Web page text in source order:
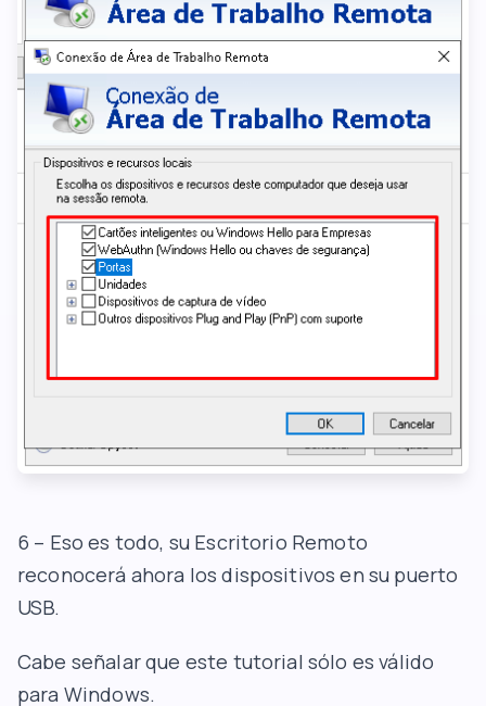
6 – Eso es todo, su Escritorio Remoto
reconocerá ahora los dispositivos en su puerto
USB.
Cabe señalar que este tutorial sólo es válido
para Windows.